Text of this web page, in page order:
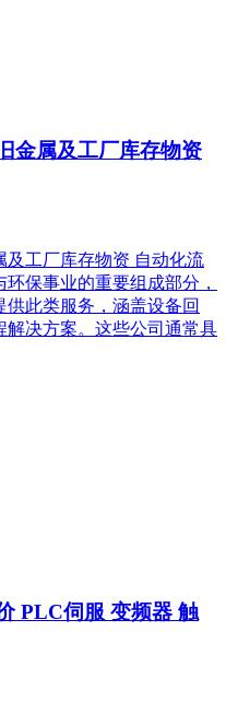
金属及工厂库存物资
工厂库存物资 自动化流
保事业的重要组成部分，
此类服务，涵盖设备回
决方案。这些公司通常具
PLC伺服 变频器 触